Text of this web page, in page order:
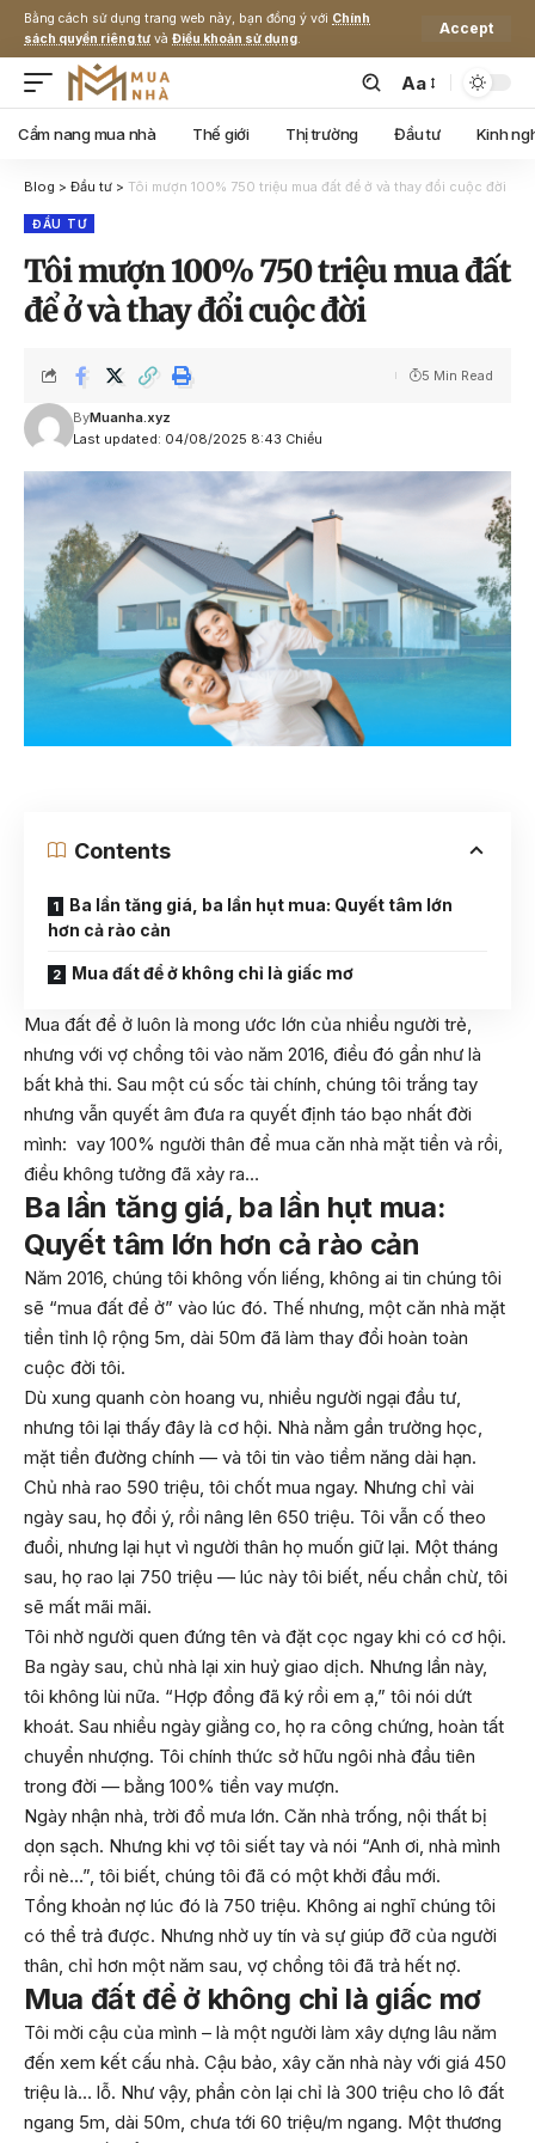
Bằng cách sử dụng trang web này, bạn đồng ý với Chính
sách quyền riêng tư và Điều khoản sử dụng.
Accept
Aa
Cẩm nang mua nhà Thế giới Thị trường Đầu tư Kinh
Blog > Đầu tư > Tôi mượn 100% 750 triệu mua đất để ở và thay đổi cuộc đời
ĐẦU TƯ
Tôi mượn 100% 750 triệu mua đất
để ở và thay đổi cuộc đời
Last updated: 04/08/2025 8:43 Chiều
ByMuanha.xyz
5 Min Read
Contents
Ba lần tăng giá, ba lần hụt mua: Quyết tâm lớn
hơn cả rào cản
Mua đất để ở không chỉ là giấc mơ
Mua đất để ở luôn là mong ước lớn của nhiều người trẻ,
nhưng với vợ chồng tôi vào năm 2016, điều đó gần như là
bất khả thi. Sau một cú sốc tài chính, chúng tôi trắng tay
nhưng vẫn quyết âm đưa ra quyết định táo bạo nhất đời
mình: vay 100% người thân để mua căn nhà mặt tiền và rồi,
điều không tưởng đã xảy ra…
Ba lần tăng giá, ba lần hụt mua:
Quyết tâm lớn hơn cả rào cản
Năm 2016, chúng tôi không vốn liếng, không ai tin chúng tôi
sẽ “mua đất để ở” vào lúc đó. Thế nhưng, một căn nhà mặt
tiền tỉnh lộ rộng 5m, dài 50m đã làm thay đổi hoàn toàn
cuộc đời tôi.
Dù xung quanh còn hoang vu, nhiều người ngại đầu tư,
nhưng tôi lại thấy đây là cơ hội. Nhà nằm gần trường học,
mặt tiền đường chính — và tôi tin vào tiềm năng dài hạn.
Chủ nhà rao 590 triệu, tôi chốt mua ngay. Nhưng chỉ vài
ngày sau, họ đổi ý, rồi nâng lên 650 triệu. Tôi vẫn cố theo
đuổi, nhưng lại hụt vì người thân họ muốn giữ lại. Một tháng
sau, họ rao lại 750 triệu — lúc này tôi biết, nếu chần chừ, tôi
sẽ mất mãi mãi.
Tôi nhờ người quen đứng tên và đặt cọc ngay khi có cơ hội.
Ba ngày sau, chủ nhà lại xin huỷ giao dịch. Nhưng lần này,
tôi không lùi nữa. “Hợp đồng đã ký rồi em ạ,” tôi nói dứt
khoát. Sau nhiều ngày giằng co, họ ra công chứng, hoàn tất
chuyển nhượng. Tôi chính thức sở hữu ngôi nhà đầu tiên
trong đời — bằng 100% tiền vay mượn.
Ngày nhận nhà, trời đổ mưa lớn. Căn nhà trống, nội thất bị
dọn sạch. Nhưng khi vợ tôi siết tay và nói “Anh ơi, nhà mình
rồi nè…”, tôi biết, chúng tôi đã có một khởi đầu mới.
Tổng khoản nợ lúc đó là 750 triệu. Không ai nghĩ chúng tôi
có thể trả được. Nhưng nhờ uy tín và sự giúp đỡ của người
thân, chỉ hơn một năm sau, vợ chồng tôi đã trả hết nợ.
Mua đất để ở không chỉ là giấc mơ
Tôi mời cậu của mình – là một người làm xây dựng lâu năm
đến xem kết cấu nhà. Cậu bảo, xây căn nhà này với giá 450
triệu là… lỗ. Như vậy, phần còn lại chỉ là 300 triệu cho lô đất
ngang 5m, dài 50m, chưa tới 60 triệu/m ngang. Một thương